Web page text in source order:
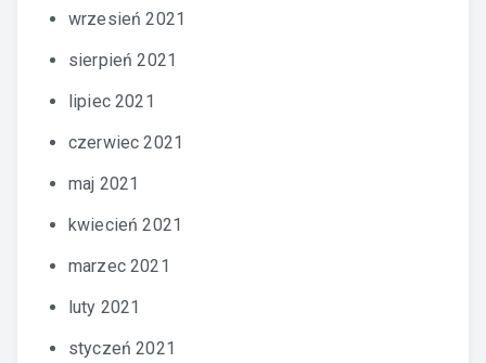
wrzesień 2021
sierpień 2021
lipiec 2021
czerwiec 2021
maj 2021
kwiecień 2021
marzec 2021
luty 2021
styczeń 2021